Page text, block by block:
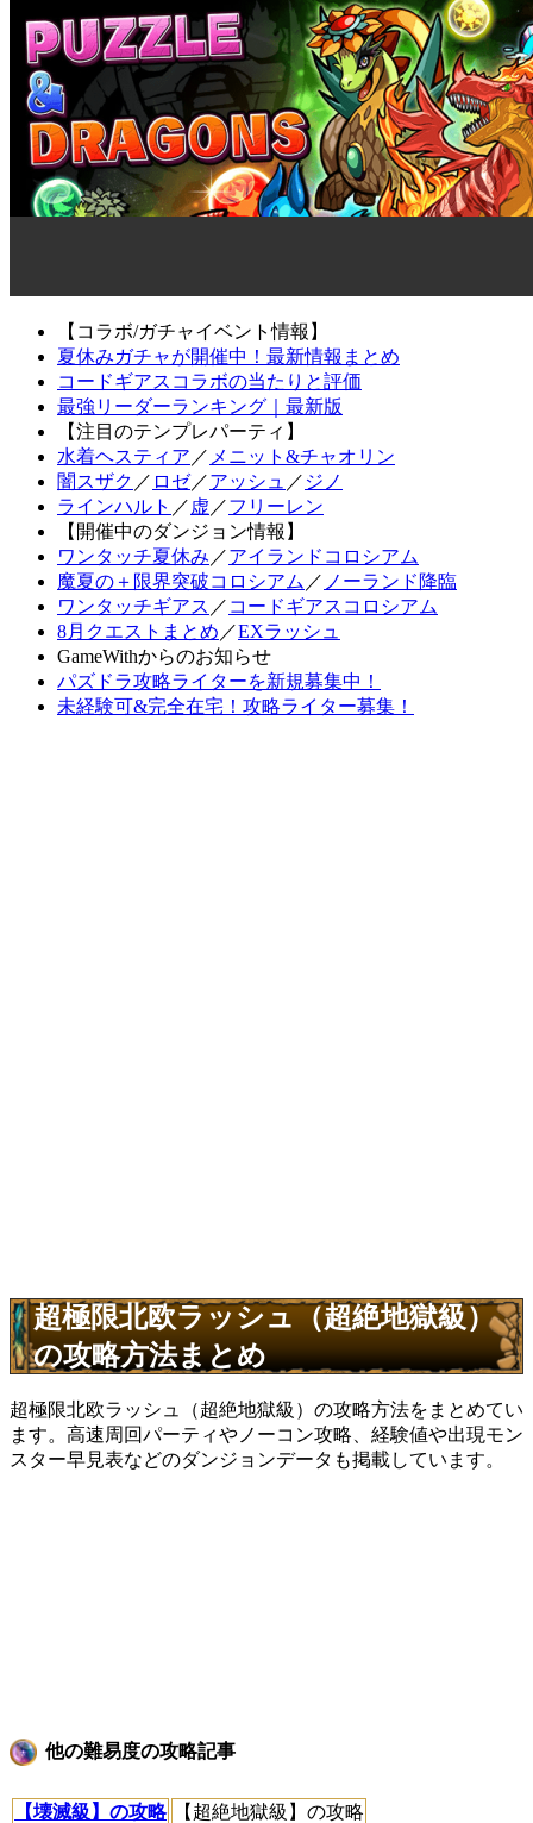
【コラボ/ガチャイベント情報】
夏休みガチャが開催中！最新情報まとめ
コードギアスコラボの当たりと評価
最強リーダーランキング｜最新版
【注目のテンプレパーティ】
水着ヘスティア ／ メニット&チャオリン
闇スザク ／ ロゼ／アッシュ ／ ジノ
ラインハルト ／ 虚 ／フリーレン
【開催中のダンジョン情報】
ワンタッチ夏休み ／アイランドコロシアム
魔夏の＋限界突破コロシアム ／ ノーランド降臨
ワンタッチギアス ／ コードギアスコロシアム
8月クエストまとめ ／EXラッシュ
GameWithからのお知らせ
パズドラ攻略ライターを新規募集中！
未経験可&完全在宅！攻略ライター募集！
超極限北欧ラッシュ（超絶地獄級）
の攻略方法まとめ
超極限北欧ラッシュ（超絶地獄級）の攻略方法をまとめてい
ます。高速周回パーティやノーコン攻略、経験値や出現モン
スター早見表などのダンジョンデータも掲載しています。
他の難易度の攻略記事
【壊滅級】の攻略 【超絶地獄級】の攻略